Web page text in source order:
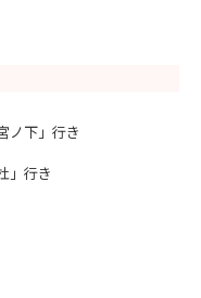
ノ下」行き
」行き